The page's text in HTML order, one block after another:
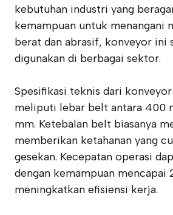
kebutuhan industri yang
kemampuan untuk menangani
berat dan abrasif, konveyor ini
digunakan di berbagai sektor.
Spesifikasi teknis dari
meliputi lebar belt antara 400
mm. Ketebalan belt biasanya
memberikan ketahanan yang
gesekan. Kecepatan operasi
dengan kemampuan mencapai
meningkatkan efisiensi kerja.